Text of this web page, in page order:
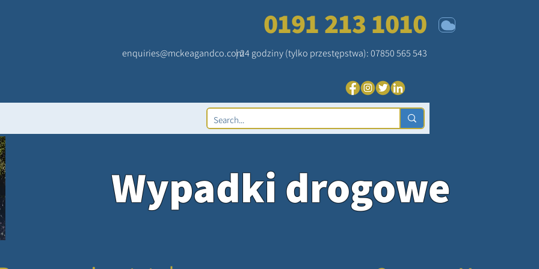
0191 213 1010
enquiries@mckeagandco.com| 24 godziny (tylko przestępstwa): 07850 565 543
Wypadki drogowe